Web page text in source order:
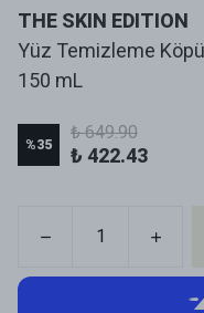
THE SKIN EDITION
Yüz Temizleme
150 mL
%35
₺ 649.90
₺ 422.43